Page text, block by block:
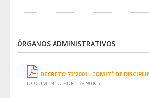
ÓRGANOS ADMINISTRATIVOS
DECRETO 71/2001 - COMITÉ DE
DOCUMENTO PDF - 58.90 KB